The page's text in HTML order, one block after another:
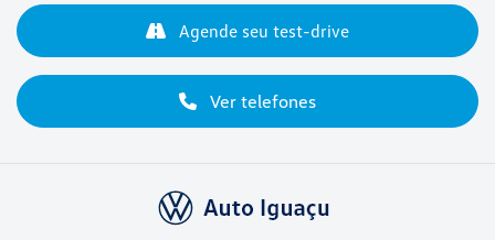
Ver telefones
Agende seu test-drive